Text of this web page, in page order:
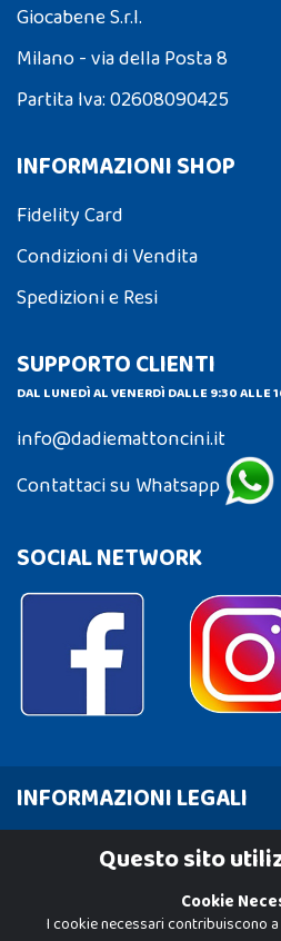
Giocabene S.r.l.
Milano - via della Posta 8
Partita Iva: 02608090425
INFORMAZIONI SHOP
Fidelity Card
Condizioni di Vendita
Spedizioni e Resi
SUPPORTO CLIENTI
DAL LUNEDÌ AL VENERDÌ DALLE 9:30 ALLE
info@dadiemattoncini.it
Contattaci su Whatsapp
SOCIAL NETWORK
INFORMAZIONI LEGALI
Cookie PolicyQuesto sito
Cookie
I cookie necessari contribuiscono